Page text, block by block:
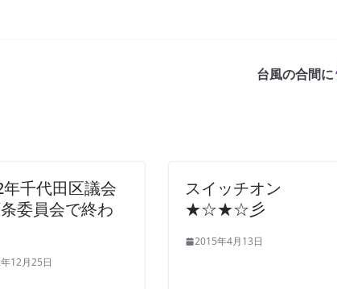
台風の合間に
年千代田区議会
委員会で終わ
12月25日
スイッチオン
★☆★☆彡
2015年4月13日